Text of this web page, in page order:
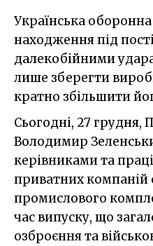
Українська оборонна промисловість, попри
находження під
далекобійними
лише зберегти
кратно збільшити
Сьогодні, 27 грудня,
Володимир
керівниками та
приватних
промислового
час випуску, що
озброєння та